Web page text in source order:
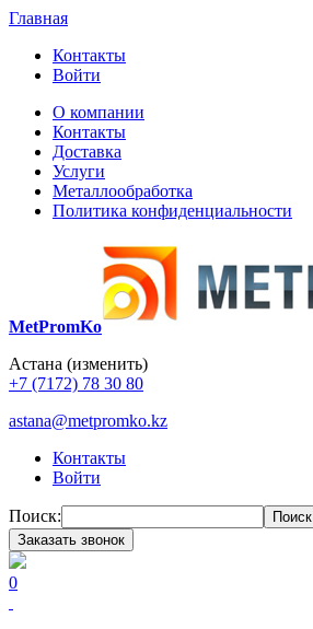
Главная
Контакты
Войти
О компании
Контакты
Доставка
Услуги
Металлообработка
Политика конфиденциальности
MetPromKo
Астана (изменить)
+7 (7172) 78 30 80
astana@metpromko.kz
Контакты
Войти
Поиск:
Поиск
Заказать звонок
0